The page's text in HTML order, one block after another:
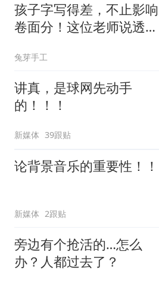
孩子字写得差，不止影响
卷面分！这位老师说透了
兔芽手工
讲真，是球网先动手
的！！！
新媒体 39跟贴
论背景音乐的重要性！！
新媒体 2跟贴
旁边有个抢活的…怎么
办？人都过去了？